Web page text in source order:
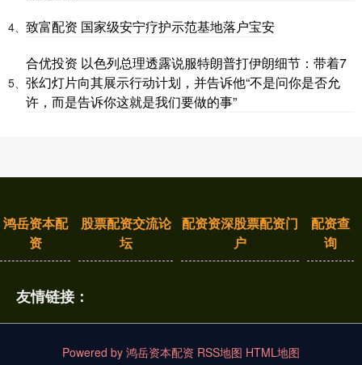
4、 致富配资 国家级安宁疗护示范基地落户宝安
5、
合优投资 以色列总理透露说服特朗普打伊朗细节：带着7
张幻灯片向其展示行动计划，并告诉他“不是问你是否允
许，而是告诉你这就是我们要做的事”
鸿岳资本配
资
股票配资交流论
坛
配资资深股票配资门
户
配资查
询
友情链接：
Powered by 鸿岳资本配资 RSS地图 HTML地图